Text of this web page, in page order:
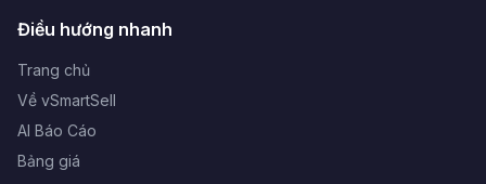
Điều hướng nhanh
Trang chủ
Về vSmartSell
AI Báo Cáo
Bảng giá